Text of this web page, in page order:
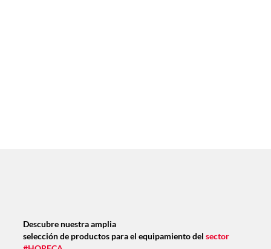
Descubre nuestra amplia
selección de productos para el equipamiento del sector